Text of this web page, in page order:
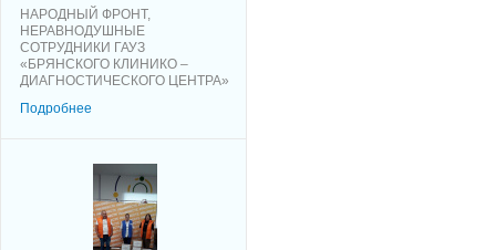
НАРОДНЫЙ ФРОНТ,
НЕРАВНОДУШНЫЕ
СОТРУДНИКИ ГАУЗ
«БРЯНСКОГО КЛИНИКО –
ДИАГНОСТИЧЕСКОГО ЦЕНТРА»
Подробнее